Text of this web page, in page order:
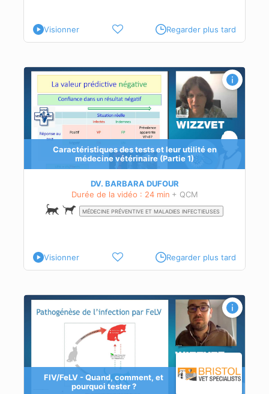
Visionner Regarder plus tard
Caractéristiques des tests et leur utilité en
médecine vétérinaire (Partie 1)
DV. BARBARA DUFOUR
Durée de la vidéo : 24 min + QCM
MÉDECINE PRÉVENTIVE ET MALADIES INFECTIEUSES
Visionner Regarder plus tard
FIV/FeLV - Quand, comment, et
pourquoi tester ?